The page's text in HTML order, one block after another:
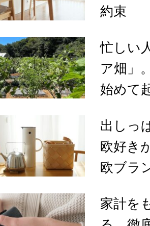
約束
忙しい
ア畑」
始めて
出しっ
欧好き
欧ブラ
家計を